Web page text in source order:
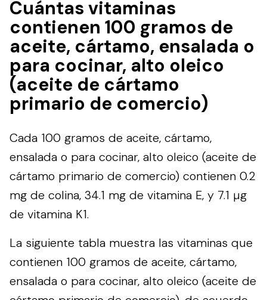
Cuántas vitaminas
contienen 100 gramos de
aceite, cártamo, ensalada o
para cocinar, alto oleico
(aceite de cártamo
primario de comercio)
Cada 100 gramos de aceite, cártamo,
ensalada o para cocinar, alto oleico (aceite de
cártamo primario de comercio) contienen 0.2
mg de colina, 34.1 mg de vitamina E, y 7.1 µg
de vitamina K1.
La siguiente tabla muestra las vitaminas que
contienen 100 gramos de aceite, cártamo,
ensalada o para cocinar, alto oleico (aceite de